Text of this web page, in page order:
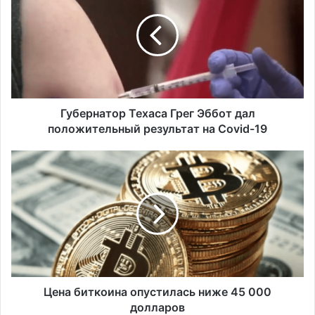
а
т
о
х
а
а
Г
р
е
г
Э
Губернатор Техаса Грег Эббот дал
положительный результат на Covid-19
Ц
е
н
а
б
и
к
о
Цена биткоина опустилась ниже 45 000
долларов